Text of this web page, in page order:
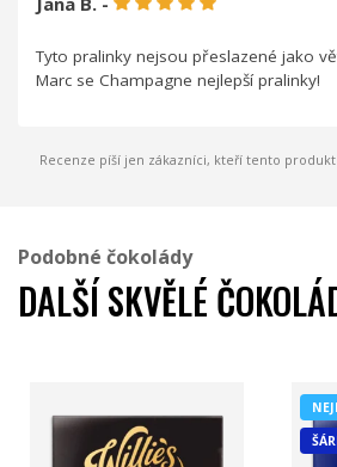
Tyto pralinky nejsou přeslazené jako
Marc se Champagne nejlepší pralinky!
Recenze píší jen zákazníci, kteří tento
Podobné čokolády
DALŠÍ SKVĚLÉ